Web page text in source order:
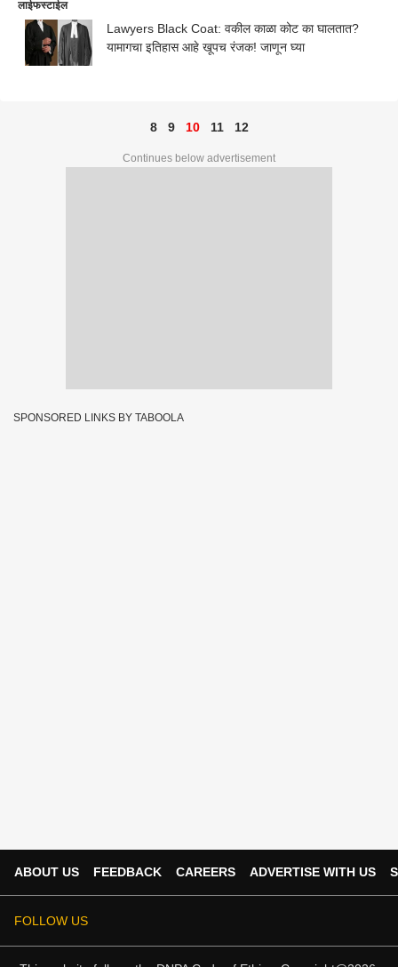
लाईफस्टाईल
Lawyers Black Coat: वकील काळा कोट का घालतात?
यामागचा इतिहास आहे खूपच रंजक! जाणून घ्या
8 9 10 11 12
Continues below advertisement
SPONSORED LINKS BY TABOOLA
ABOUT US FEEDBACK CAREERS ADVERTISE WITH US
FOLLOW US